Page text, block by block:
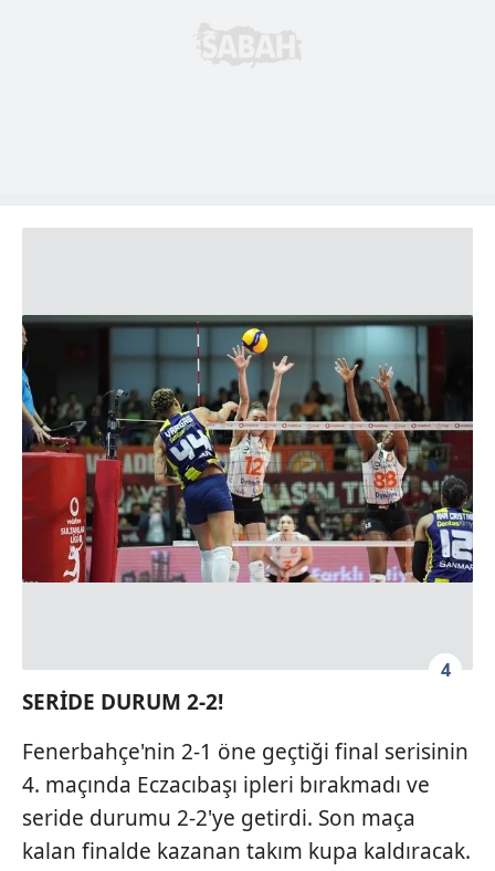
4
SERİDE DURUM 2-2!
Fenerbahçe'nin 2-1 öne geçtiği final serisinin
4. maçında Eczacıbaşı ipleri bırakmadı ve
seride durumu 2-2'ye getirdi. Son maça
kalan finalde kazanan takım kupa kaldıracak.